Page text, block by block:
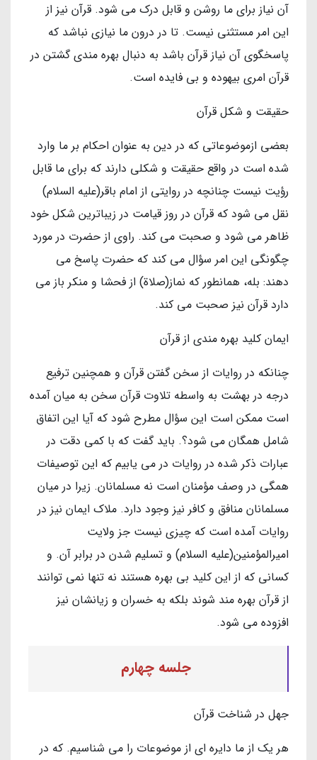
آن نیاز برای ما روشن و قابل درک می شود. قرآن نیز از
این امر مستثنی نیست. تا در درون ما نیازی نباشد که
پاسخگوی آن نیاز قرآن باشد به دنبال بهره مندی گشتن در
قرآن امری بیهوده و بی فایده است.
حقیقت و شکل قرآن
بعضی ازموضوعاتی که در دین به عنوان احکام بر ما وارد
شده است در واقع حقیقت و شکلی دارند که برای ما قابل
رؤیت نیست چنانچه در روایتی از امام باقر(علیه السلام)
نقل می شود که قرآن در روز قیامت در زیباترین شکل خود
ظاهر می شود و صحبت می کند. راوی از حضرت در مورد
چگونگی این امر سؤال می کند که حضرت پاسخ می
دهند: بله، همانطور که نماز(صلاة) از فحشا و منکر باز می
دارد قرآن نیز صحبت می کند.
ایمان کلید بهره مندی از قرآن
چنانکه در روایات از سخن گفتن قرآن و همچنین ترفیع
درجه در بهشت به واسطه تلاوت قرآن سخن به میان آمده
است ممکن است این سؤال مطرح شود که آیا این اتفاق
شامل همگان می شود؟. باید گفت که با کمی دقت در
عبارات ذکر شده در روایات در می یابیم که این توصیفات
همگی در وصف مؤمنان است نه مسلمانان. زیرا در میان
مسلمانان منافق و کافر نیز وجود دارد. ملاک ایمان نیز در
روایات آمده است که چیزی نیست جز ولایت
امیرالمؤمنین(علیه السلام) و تسلیم شدن در برابر آن. و
کسانی که از این کلید بی بهره هستند نه تنها نمی توانند
از قرآن بهره مند شوند بلکه به خسران و زیانشان نیز
افزوده می شود.
جلسه چهارم
جهل در شناخت قرآن
هر یک از ما دایره ای از موضوعات را می شناسیم. که در